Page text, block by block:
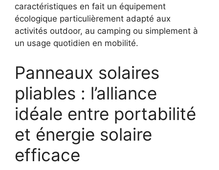
caractéristiques en fait un équipement
écologique particulièrement adapté aux
activités outdoor, au camping ou simplement à
un usage quotidien en mobilité.
Panneaux solaires
pliables : l’alliance
idéale entre portabilité
et énergie solaire
efficace